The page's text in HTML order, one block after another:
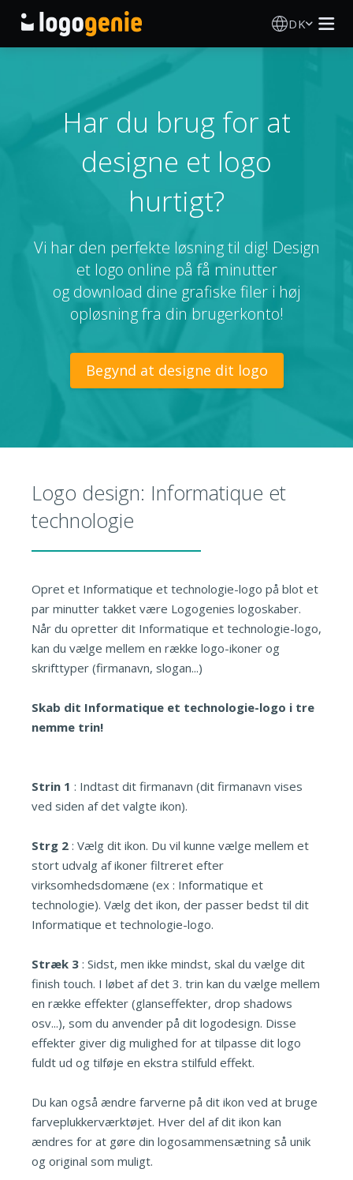
DK
AI logogenerator
Logoidéer
Trykte produkter
Om
Har du brug for at
designe et logo
hurtigt?
Vi har den perfekte løsning til dig! Design
et logo online på få minutter
og download dine grafiske filer i høj
opløsning fra din brugerkonto!
Begynd at designe dit logo
Logo design: Informatique et
technologie
Opret et Informatique et technologie-logo på blot et
par minutter takket være Logogenies logoskaber.
Når du opretter dit Informatique et technologie-logo,
kan du vælge mellem en række logo-ikoner og
skrifttyper (firmanavn, slogan...)
Skab dit Informatique et technologie-logo i tre
nemme trin!
Strin 1 : Indtast dit firmanavn (dit firmanavn vises
ved siden af det valgte ikon).
Strg 2 : Vælg dit ikon. Du vil kunne vælge mellem et
stort udvalg af ikoner filtreret efter
virksomhedsdomæne (ex : Informatique et
technologie). Vælg det ikon, der passer bedst til dit
Informatique et technologie-logo.
Stræk 3 : Sidst, men ikke mindst, skal du vælge dit
finish touch. I løbet af det 3. trin kan du vælge mellem
en række effekter (glanseffekter, drop shadows
osv...), som du anvender på dit logodesign. Disse
effekter giver dig mulighed for at tilpasse dit logo
fuldt ud og tilføje en ekstra stilfuld effekt.
Du kan også ændre farverne på dit ikon ved at bruge
farveplukkerværktøjet. Hver del af dit ikon kan
ændres for at gøre din logosammensætning så unik
og original som muligt.